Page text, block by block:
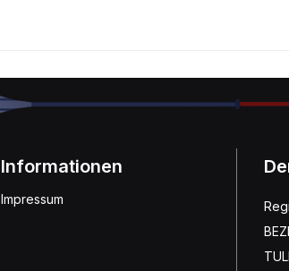
Informationen
Impressum